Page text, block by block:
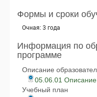
Формы и сроки
Очная: 3 года
Информация по
программе
Описание
05.06.01
Учебный план